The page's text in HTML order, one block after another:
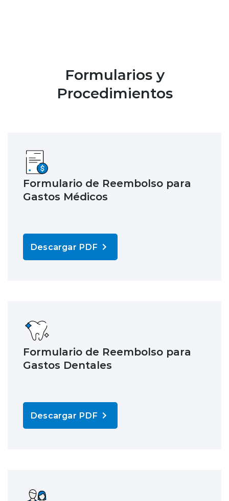
Formularios y
Procedimientos
Formulario de Reembolso para
Gastos Médicos
Descargar PDF
Formulario de Reembolso para
Gastos Dentales
Descargar PDF